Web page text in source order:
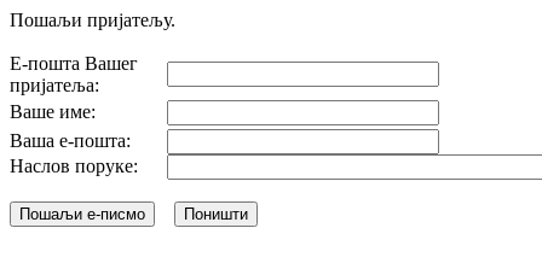
Пошаљи пријатељу.
Е-пошта Вашег
пријатеља:
Ваше име:
Ваша е-пошта:
Наслов поруке: